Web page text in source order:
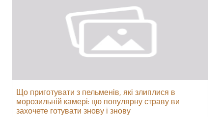
Що приготувати з пельменів, які злиплися в
морозильній камері: цю популярну страву ви
захочете готувати знову і знову